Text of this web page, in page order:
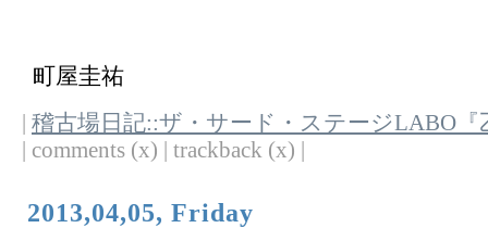
町屋圭祐
稽古場日記::ザ・サード・ステージLABO『
| comments (x) | trackback (x) |
2013,04,05, Friday